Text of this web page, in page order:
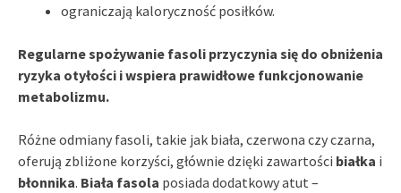
ograniczają kaloryczność posiłków.
Regularne spożywanie fasoli przyczynia się do obniżenia
ryzyka otyłości i wspiera prawidłowe funkcjonowanie
metabolizmu.
Różne odmiany fasoli, takie jak biała, czerwona czy czarna,
oferują zbliżone korzyści, głównie dzięki zawartości białka i
błonnika. Biała fasola posiada dodatkowy atut –